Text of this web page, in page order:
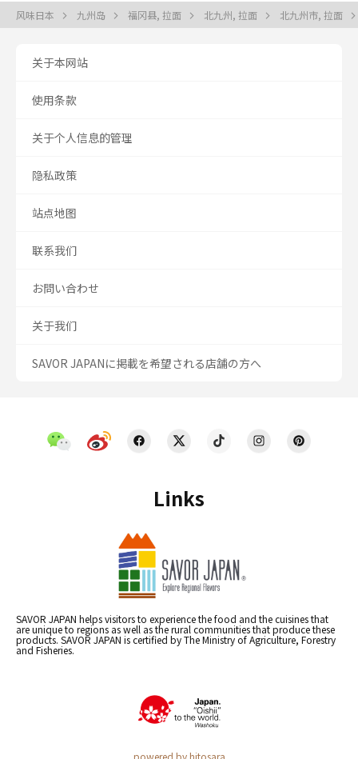
风味日本 九州岛 福冈县, 拉面 北九州, 拉面 北九州市, 拉面
Links
SAVOR JAPAN helps visitors to experience the food and the cuisines that
are unique to regions as well as the rural communities that produce these
products. SAVOR JAPAN is certified by The Ministry of Agriculture, Forestry
and Fisheries.
powered by hitosara
关于本网站
使用条款
关于个人信息的管理
隐私政策
站点地图
联系我们
お問い合わせ
关于我们
SAVOR JAPANに掲載を希望される店舗の方へ